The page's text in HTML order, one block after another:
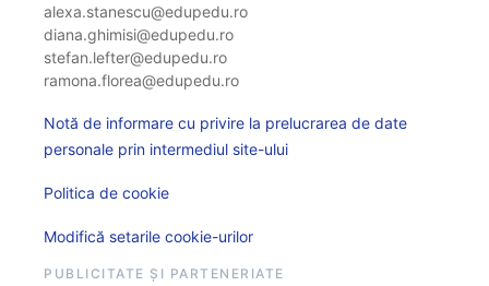
alexa.stanescu@edupedu.ro
diana.ghimisi@edupedu.ro
stefan.lefter@edupedu.ro
ramona.florea@edupedu.ro
Notă de informare cu privire la prelucrarea de date
personale prin intermediul site-ului
Politica de cookie
Modifică setarile cookie-urilor
PUBLICITATE ȘI PARTENERIATE